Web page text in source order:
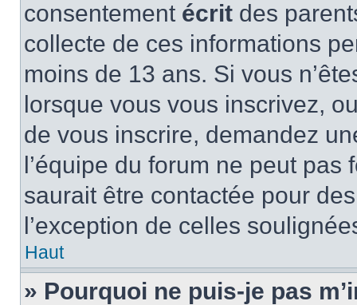
consentement écrit des
collecte de ces informations
moins de 13 ans. Si vous
lorsque vous vous inscrivez,
de vous inscrire, demandez
l’équipe du forum ne peut
saurait être contactée pour
l’exception de celles
Haut
» Pourquoi ne puis-je pas